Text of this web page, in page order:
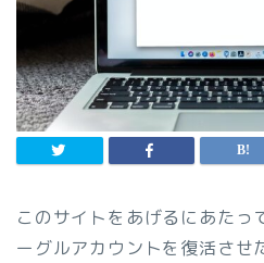
このサイトをあげるにあたっ
ーグルアカウントを復活させ